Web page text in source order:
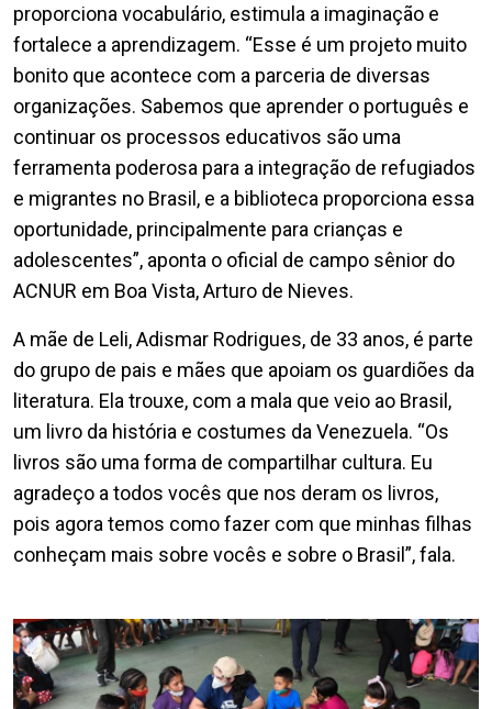
proporciona vocabulário, estimula a imaginação e
fortalece a aprendizagem. “Esse é um projeto muito
bonito que acontece com a parceria de diversas
organizações. Sabemos que aprender o português e
continuar os processos educativos são uma
ferramenta poderosa para a integração de refugiados
e migrantes no Brasil, e a biblioteca proporciona essa
oportunidade, principalmente para crianças e
adolescentes”, aponta o oficial de campo sênior do
ACNUR em Boa Vista, Arturo de Nieves.
A mãe de Leli, Adismar Rodrigues, de 33 anos, é parte
do grupo de pais e mães que apoiam os guardiões da
literatura. Ela trouxe, com a mala que veio ao Brasil,
um livro da história e costumes da Venezuela. “Os
livros são uma forma de compartilhar cultura. Eu
agradeço a todos vocês que nos deram os livros,
pois agora temos como fazer com que minhas filhas
conheçam mais sobre vocês e sobre o Brasil”, fala.